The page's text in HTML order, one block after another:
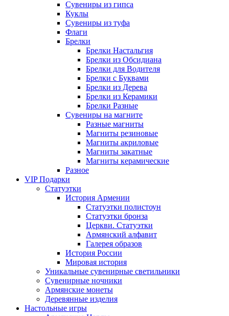
Сувениры из гипса
Куклы
Сувениры из туфа
Флаги
Брелки
Брелки Настальгия
Брелки из Обсидиана
Брелки для Водителя
Брелки с Буквами
Брелки из Дерева
Брелки из Керамики
Брелки Разные
Сувениры на магните
Разные магниты
Магниты резиновые
Магниты акриловые
Магниты закатные
Магниты керамические
Разное
VIP Подарки
Статуэтки
История Армении
Статуэтки полистоун
Статуэтки бронза
Церкви. Статуэтки
Армянский алфавит
Галерея образов
История России
Мировая история
Уникальные сувенирные светильники
Сувенирные ночники
Армянские монеты
Деревянные изделия
Настольные игры